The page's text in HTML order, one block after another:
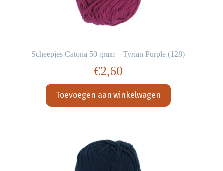
Scheepjes Catona 50 gram – Tyrian Purple (128)
€2,60
Toevoegen aan winkelwagen